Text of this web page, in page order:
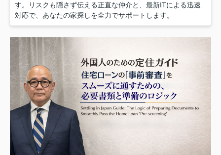
す。リスクも隠さず伝える正直な仲介と、最新ITによる迅速
対応で、あなたの家探しを全力でサポートします。